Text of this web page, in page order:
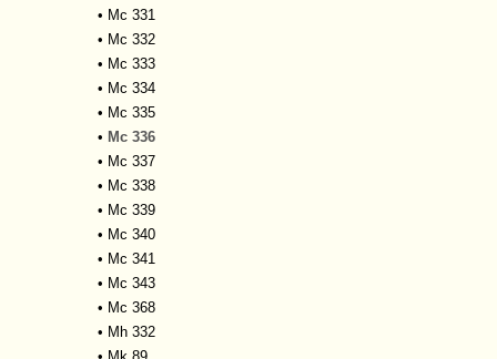
• Mc 331
• Mc 332
• Mc 333
• Mc 334
• Mc 335
• Mc 336
• Mc 337
• Mc 338
• Mc 339
• Mc 340
• Mc 341
• Mc 343
• Mc 368
• Mh 332